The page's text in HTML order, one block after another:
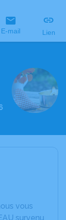
E-mail Lien
vous
survenu